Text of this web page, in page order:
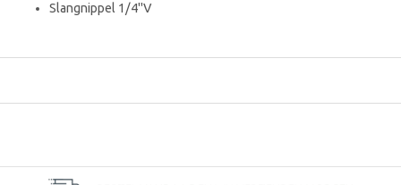
Slangnippel 1/4"V